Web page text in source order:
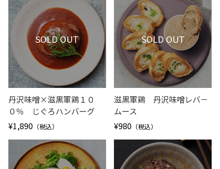
SOLD OUT
丹沢味噌×滋黒軍鶏１０
０％ じぐろハンバーグ
¥1,890 （税込）
SOLD OUT
滋黒軍鶏 丹沢味噌レバ－
ムース
¥980 （税込）